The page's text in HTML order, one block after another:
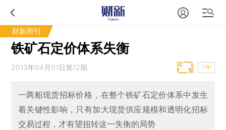
财新周刊
铁矿石定价体系失衡
2013年04月01日第12期 T中
一两船现货招标价格，在整个铁矿石定价体系中发生
着关键性影响，只有加大现货供应规模和透明化招标
交易过程，才有望扭转这一失衡的局势